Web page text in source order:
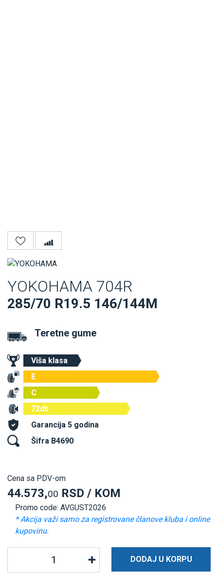
YOKOHAMA 704R
285/70 R19.5 146/144M
Teretne gume
Viša klasa
E
C
72db
Garancija 5 godina
Šifra B4690
Cena sa PDV-om
44.573,00 RSD / KOM
Promo code: AVGUST2026
* Akcija važi samo za registrovane članove kluba i online
kupovinu.
DODAJ U KORPU